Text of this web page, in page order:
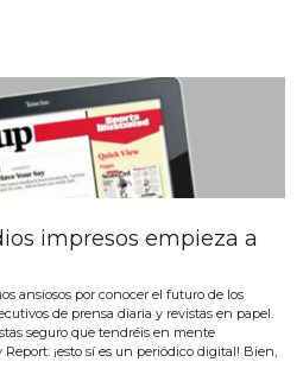
impresos empieza a
ansiosos por conocer el futuro de los
de prensa diaria y revistas en papel.
seguro que tendréis en mente
¡esto sí es un periódico digital! Bien,